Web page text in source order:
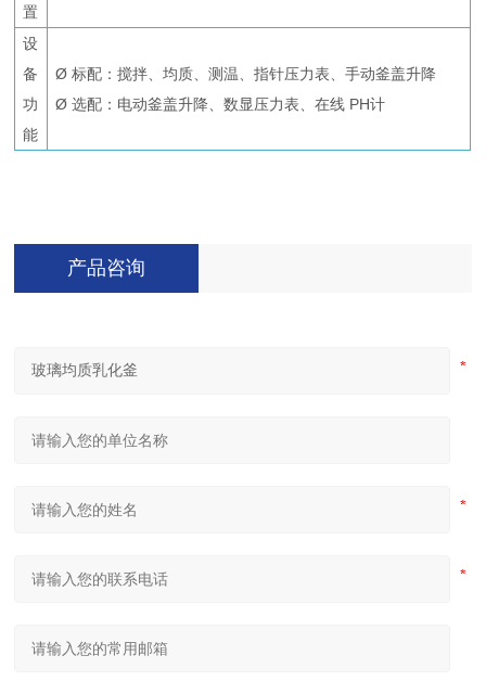
置
设
备
功
能
Ø 标配：搅拌、均质、测温、指针压力表、手动釜盖升降
Ø 选配：电动釜盖升降、数显压力表、在线 PH计
产品咨询